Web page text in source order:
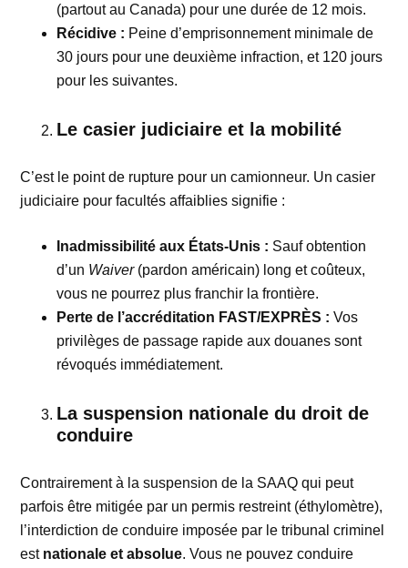
(partout au Canada) pour une durée de 12 mois.
Récidive : Peine d’emprisonnement minimale de
30 jours pour une deuxième infraction, et 120 jours
pour les suivantes.
Le casier judiciaire et la mobilité
C’est le point de rupture pour un camionneur. Un casier
judiciaire pour facultés affaiblies signifie :
Inadmissibilité aux États-Unis : Sauf obtention
d’un Waiver(pardon américain) long et coûteux,
vous ne pourrez plus franchir la frontière.
Perte de l’accréditation FAST/EXPRÈS : Vos
privilèges de passage rapide aux douanes sont
révoqués immédiatement.
La suspension nationale du droit de
conduire
Contrairement à la suspension de la SAAQ qui peut
parfois être mitigée par un permis restreint (éthylomètre),
l’interdiction de conduire imposée par le tribunal criminel
est nationale et absolue. Vous ne pouvez conduire